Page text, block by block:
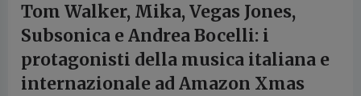
Tom Walker, Mika, Vegas Jones,
Subsonica e Andrea Bocelli: i
protagonisti della musica italiana e
internazionale ad Amazon Xmas